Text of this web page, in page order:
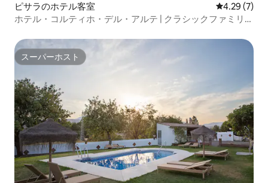
ピサラのホテル客室 レビュー7
4.29 (7)
ホテル・コルティホ・デル・アルテ | クラシックファミリー
スーパーホスト
スーパーホスト